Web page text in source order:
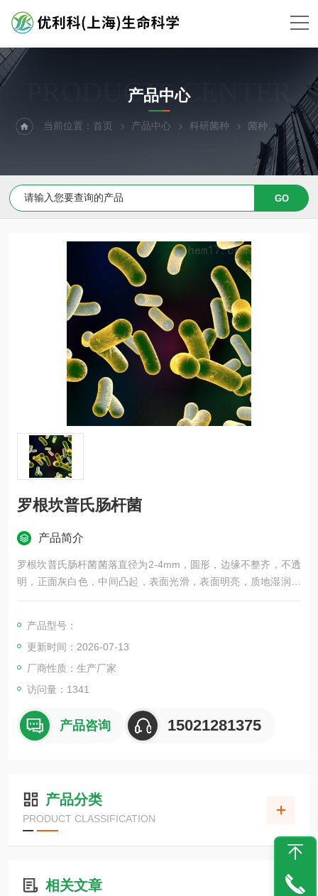
PRODUCTS CENTER
产品中心
当前位置：首页 产品中心 科研菌种 菌种 罗根
罗根坎普氏肠杆菌
产品简介
罗根坎普氏肠杆菌菌落直径为2-4mm，圆形，边缘不整齐，不透
明，正面灰白色，中间凸起，表面光滑，表面明亮，质地湿润，
易挑起，G－（红），杆菌，纯度：纯
产品型号：
更新时间：2026-07-13
厂商性质：生产厂家
访问量：1341
产品咨询 15021281375
产品分类
PRODUCT CLASSIFICATION
相关文章